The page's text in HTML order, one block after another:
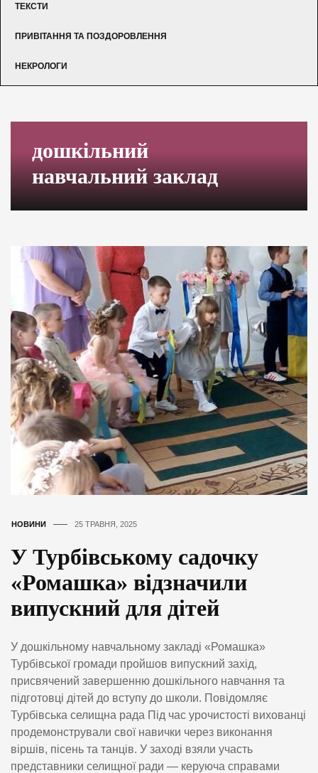
ТЕКСТИ
ПРИВІТАННЯ ТА ПОЗДОРОВЛЕННЯ
НЕКРОЛОГИ
дошкільний
навчальний заклад
НОВИНИ 25 ТРАВНЯ, 2025
У Турбівському садочку
«Ромашка» відзначили
випускний для дітей
У дошкільному навчальному закладі «Ромашка»
Турбівської громади пройшов випускний захід,
присвячений завершенню дошкільного навчання та
підготовці дітей до вступу до школи. Повідомляє
Турбівська селищна рада Під час урочистості вихованці
продемонстрували свої навички через виконання
віршів, пісень та танців. У заході взяли участь
представники селищної ради — керуюча справами